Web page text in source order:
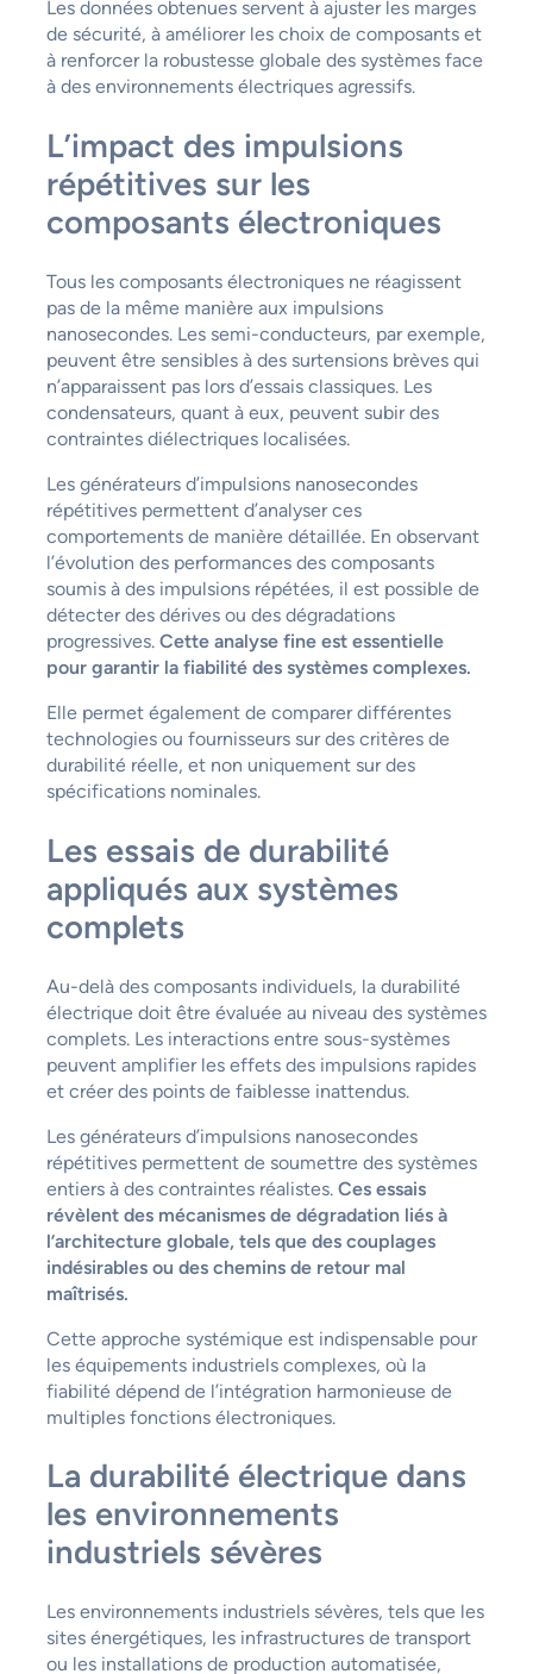
Les données obtenues servent à ajuster les marges
de sécurité, à améliorer les choix de composants et
à renforcer la robustesse globale des systèmes face
à des environnements électriques agressifs.
L’impact des impulsions
répétitives sur les
composants électroniques
Tous les composants électroniques ne réagissent
pas de la même manière aux impulsions
nanosecondes. Les semi-conducteurs, par exemple,
peuvent être sensibles à des surtensions brèves qui
n’apparaissent pas lors d’essais classiques. Les
condensateurs, quant à eux, peuvent subir des
contraintes diélectriques localisées.
Les générateurs d’impulsions nanosecondes
répétitives permettent d’analyser ces
comportements de manière détaillée. En observant
l’évolution des performances des composants
soumis à des impulsions répétées, il est possible de
détecter des dérives ou des dégradations
progressives. Cette analyse fine est essentielle
pour garantir la fiabilité des systèmes complexes.
Elle permet également de comparer différentes
technologies ou fournisseurs sur des critères de
durabilité réelle, et non uniquement sur des
spécifications nominales.
Les essais de durabilité
appliqués aux systèmes
complets
Au-delà des composants individuels, la durabilité
électrique doit être évaluée au niveau des systèmes
complets. Les interactions entre sous-systèmes
peuvent amplifier les effets des impulsions rapides
et créer des points de faiblesse inattendus.
Les générateurs d’impulsions nanosecondes
répétitives permettent de soumettre des systèmes
entiers à des contraintes réalistes. Ces essais
révèlent des mécanismes de dégradation liés à
l’architecture globale, tels que des couplages
indésirables ou des chemins de retour mal
maîtrisés.
Cette approche systémique est indispensable pour
les équipements industriels complexes, où la
fiabilité dépend de l’intégration harmonieuse de
multiples fonctions électroniques.
La durabilité électrique dans
les environnements
industriels sévères
Les environnements industriels sévères, tels que les
sites énergétiques, les infrastructures de transport
ou les installations de production automatisée,